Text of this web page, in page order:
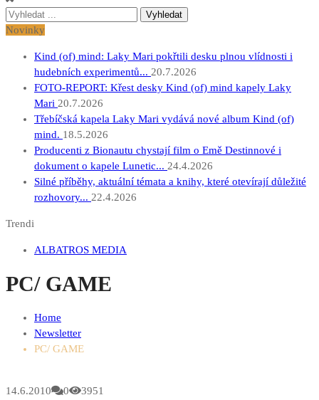
Vyhledávání
pro:
Novinky
Kind (of) mind: Laky Mari pokřtili desku plnou vlídnosti i
hudebních experimentů... 20.7.2026
FOTO-REPORT: Křest desky Kind (of) mind kapely Laky
Mari 20.7.2026
Třebíčská kapela Laky Mari vydává nové album Kind (of)
mind. 18.5.2026
Producenti z Bionautu chystají film o Emě Destinnové i
dokument o kapele Lunetic... 24.4.2026
Silné příběhy, aktuální témata a knihy, které otevírají důležité
rozhovory... 22.4.2026
Trendi
ALBATROS MEDIA
PC/ GAME
Home
Newsletter
PC/ GAME
14.6.2010 0 3951